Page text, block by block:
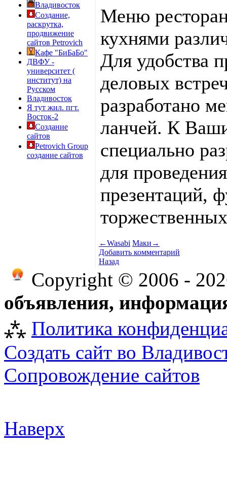
Владивосток
Создание,
раскрутка,
продвижение
сайтов Petrovich
Кафе "БиБаБо"
ДВФУ -
университет (
институт) на
Русском
Владивосток
Я тут жил. пгт.
Восток-2
Создание
сайтов
Petrovich Group
создание сайтов
Меню
кухнями
Для удобства
деловых
разработано
ланчей. К
специально
для
презентаций,
←Wasabi Маки →
Добавить комментарий
Назад
Copyright © 2006 -
объявления,
⁂ Политика
Создать сайт во
Сопровождение сайтов
Наверх